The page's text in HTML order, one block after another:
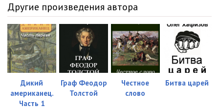
Другие произведения автора
Дикий
американец.
Часть 1
Граф Феодор
Толстой
Честное
слово
Битва царей